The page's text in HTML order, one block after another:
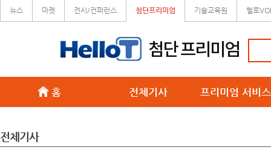
뉴스 마켓 전시/컨퍼런스 첨단프리미엄 기술교육원 헬로
홈 전체기사 프리미엄 서비
전체기사